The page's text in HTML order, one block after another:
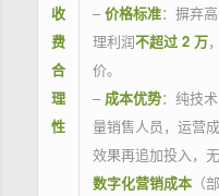
收
费
合
理
性
– 价格标准：摒弃
理利润不超过 2 万
价。
– 成本优势：纯技
量销售人员，运营
效果再追加投入，
数字化营销成本（